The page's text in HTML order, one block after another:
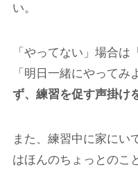
い。
「やってない」 場合は
「明日一緒にやってみ
ず、練習を促す声掛け
また、練習中に家にい
はほんのちょっとのこ